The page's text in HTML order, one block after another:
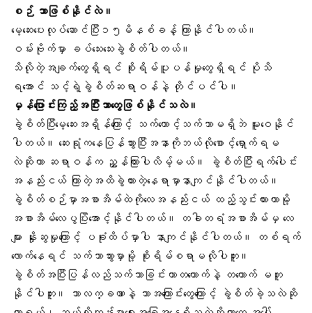
စဉ် ဘာဖြစ်နိုင်လဲ။
မေ့ဆေးပေးလုပ်ဆောင်ပြီး၁၅မိနစ်ခန့် ကြာနိုင်ပါတယ်။
ဝမ်းဗိုက်မှာ ခပ်သေးသေးခွဲစိတ်ပါတယ်။
သိလိုတဲ့အချက်တွေရှိရင် စိုးရိမ်ပူပန်မှုတွေရှိရင် ပိုသိ
ရအောင် သင့်ရဲ့ခွဲစိတ်ဆရာဝန်နဲ့ တိုင်ပင်ပါ။
မှန်ပြောင်းကြည့်အပြီးဘာတွေဖြစ်နိုင်သလဲ။
ခွဲစိတ်ပြီးမေ့ဆေးအရှိန်ကြောင့် သက်တောင့်သက်သာမရှိဘဲ မူးဝေနိုင်
ပါတယ်။ ဆေးရုံကနေပြန်သွားပြီးအနာကိုဘယ်လိုစောင့်ရှောက်ရမ
လဲဆိုတာ ဆရာဝန်က ညွှန်ကြားပါလိမ့်မယ်။ ခွဲစိတ်ပြီးရက်ပေါင်း
အနည်းငယ် ကြာတဲ့အထိခွဲထားတဲ့နေရာမှာနာကျင်နိုင်ပါတယ်။
ခွဲစိတ်စဉ်မှာအစာအိမ်ထဲကိုလေအနည်းငယ် ထည့်သွင်းထားတာမို့
အစာအိမ်လေပွပြိးအောင့်နိုင်ပါတယ်။ တခါတရံအစာအိမ်မှ လေ
များ နှိုးဆွမှုကြောင့် ပခုံးထိပ်မှာပါ နာကျင်နိုင်ပါတယ်။ တစ်ရက်
လောက်နေရင် သက်သာသွားမှာမို့ စိုးရိမ်စရာမလိုပါဘူး။
ခွဲစိတ်အပြီးပြန်လည်သက်သာခြင်းဟာတယောက်နဲ့ တယောက် မတူ
နိုင်ပါဘူး။ ဘာလက္ခဏာနဲ့ ဘာအကြောင်းတွေကြောင့် ခွဲစိတ်ခဲ့သလဲဆို